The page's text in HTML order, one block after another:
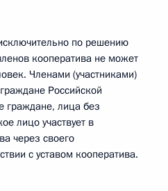
по решению
кооператива не может
Членами (участниками)
Российской
граждане, лица без
лицо участвует в
через своего
с уставом кооператива.